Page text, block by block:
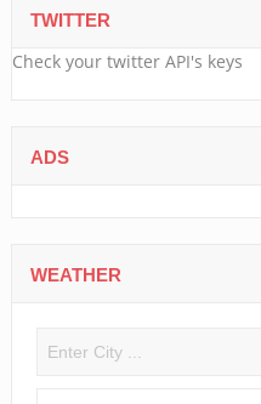
TWITTER
Check your twitter API's keys
ADS
WEATHER